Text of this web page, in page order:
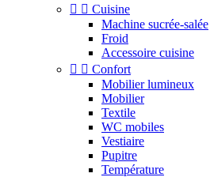
  Cuisine
Machine sucrée-salée
Froid
Accessoire cuisine
  Confort
Mobilier lumineux
Mobilier
Textile
WC mobiles
Vestiaire
Pupitre
Température